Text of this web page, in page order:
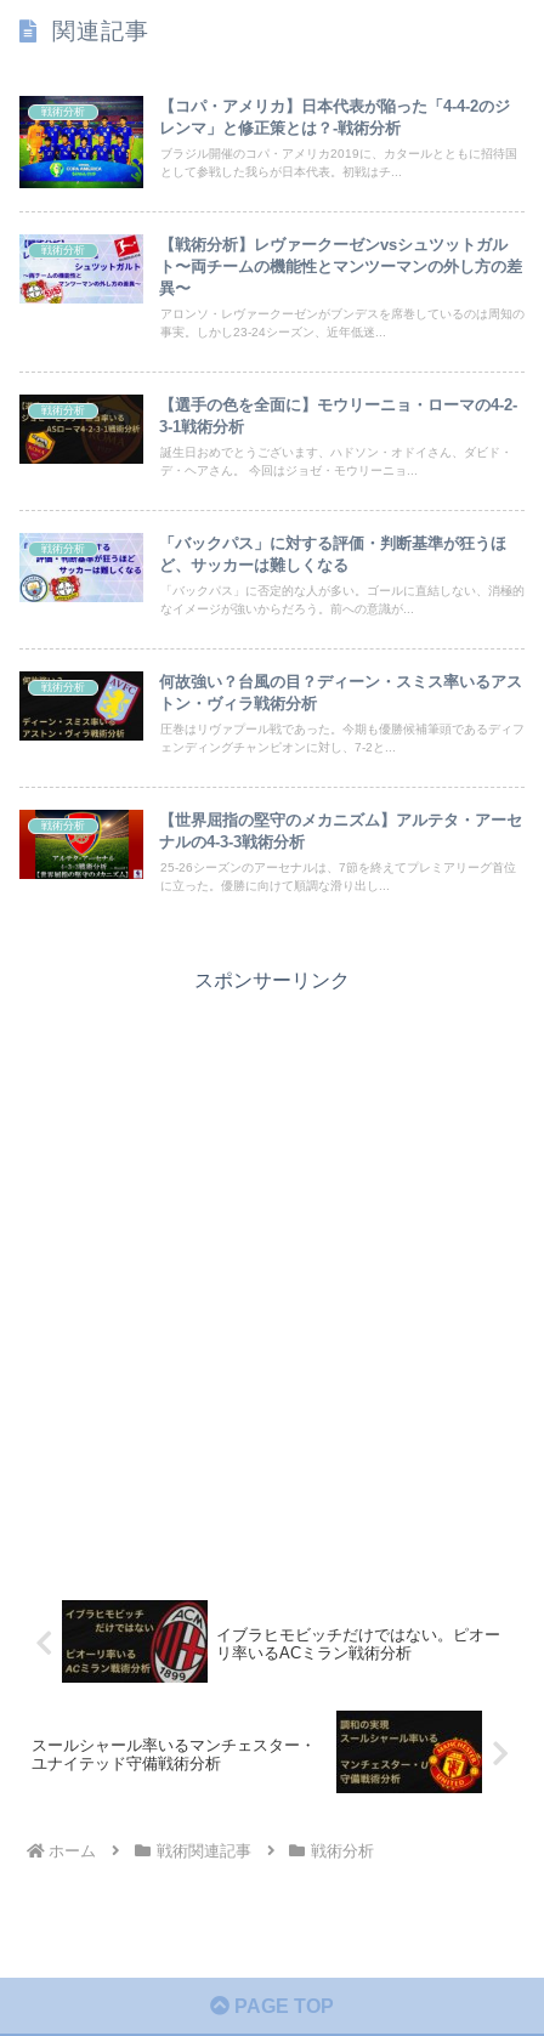
関連記事
戦術分析
【コパ・アメリカ】日本代表が陥った「4-4-2のジ
レンマ」と修正策とは？-戦術分析
ブラジル開催のコパ・アメリカ2019に、カタールとともに招待国
として参戦した我らが日本代表。初戦はチ...
戦術分析
【戦術分析】レヴァークーゼンvsシュツットガル
ト〜両チームの機能性とマンツーマンの外し方の差
異〜
アロンソ・レヴァークーゼンがブンデスを席巻しているのは周知の
事実。しかし23-24シーズン、近年低迷...
戦術分析
【選手の色を全面に】モウリーニョ・ローマの4-2-
3-1戦術分析
誕生日おめでとうございます、ハドソン・オドイさん、ダビド・
デ・ヘアさん。 今回はジョゼ・モウリーニョ...
戦術分析
「バックパス」に対する評価・判断基準が狂うほ
ど、サッカーは難しくなる
「バックパス」に否定的な人が多い。ゴールに直結しない、消極的
なイメージが強いからだろう。前への意識が...
戦術分析
何故強い？台風の目？ディーン・スミス率いるアス
トン・ヴィラ戦術分析
圧巻はリヴァプール戦であった。今期も優勝候補筆頭であるディフ
ェンディングチャンピオンに対し、7-2と...
戦術分析
【世界屈指の堅守のメカニズム】アルテタ・アーセ
ナルの4-3-3戦術分析
25-26シーズンのアーセナルは、7節を終えてプレミアリーグ首位
に立った。優勝に向けて順調な滑り出し...
スポンサーリンク
イブラヒモビッチだけではない。ピオー
リ率いるACミラン戦術分析
スールシャール率いるマンチェスター・
ユナイテッド守備戦術分析
ホーム 戦術関連記事 戦術分析
PAGE TOP